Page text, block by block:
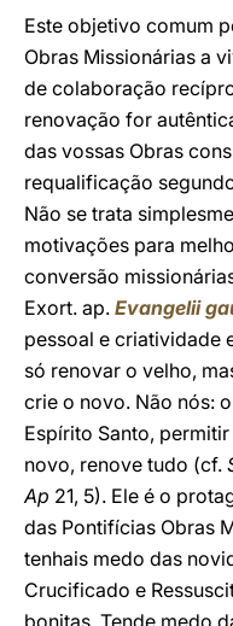
Este objetivo comum
Obras Missionárias a
de colaboração
renovação for
das vossas Obras
requalificação
Não se trata
motivações para
conversão
Exort. ap. Evangelii
pessoal e criatividade
só renovar o velho,
crie o novo. Não nós:
Espírito Santo,
novo, renove tudo (cf.
Ap 21, 5). Ele é o
das Pontifícias Obras
tenhais medo das
Crucificado e
bonitas. Tende medo